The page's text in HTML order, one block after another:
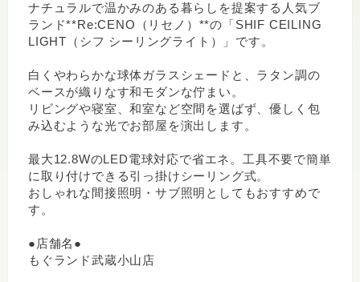
ナチュラルで温かみのある暮らしを提案する人気ブ
ランド**Re:CENO（リセノ）**の「SHIF CEILING
LIGHT（シフ シーリングライト）」です。
白くやわらかな球体ガラスシェードと、ラタン調の
ベースが織りなす和モダンな佇まい。
リビングや寝室、和室など空間を選ばず、優しく包
み込むような光でお部屋を演出します。
最大12.8WのLED電球対応で省エネ。工具不要で簡単
に取り付けできる引っ掛けシーリング式。
おしゃれな間接照明・サブ照明としてもおすすめで
す。
●店舗名●
もぐランド武蔵小山店